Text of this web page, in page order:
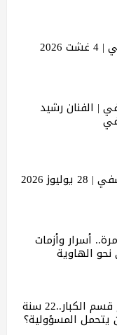
| الفنان رشيد
2026
أسرار وأزمات
الهاوية
أولمبيك آسفي يودع قسم الكبار..22 سنة
المسؤولية؟